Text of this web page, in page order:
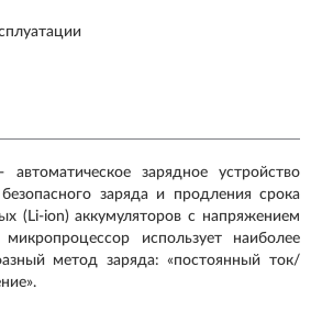
зарядное устройство
заряда и продления срока
(Li-ion) аккумуляторов с напряжением
использует наиболее
метод заряда: «постоянный ток/